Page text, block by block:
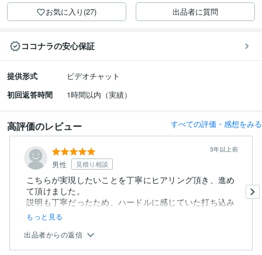
お気に入り(27) 出品者に質問
ココナラの安心保証
提供形式
ビデオチャット
初回返答時間
1時間以内（実績）
高評価のレビュー すべての評価・感想をみる
男性 見積り相談
3年以上前
こちらが実現したいことを丁寧にヒアリング頂き、進め
て頂けました。
説明も丁寧だったため、ハードルに感じていた打ち込み
も、...
もっと見る
出品者からの返信